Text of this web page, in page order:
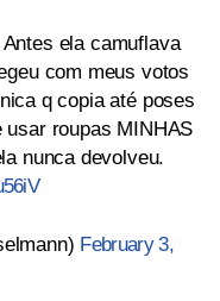
ela camuflava
com meus votos
q copia até poses
usar roupas MINHAS
nunca devolveu.
February 3,